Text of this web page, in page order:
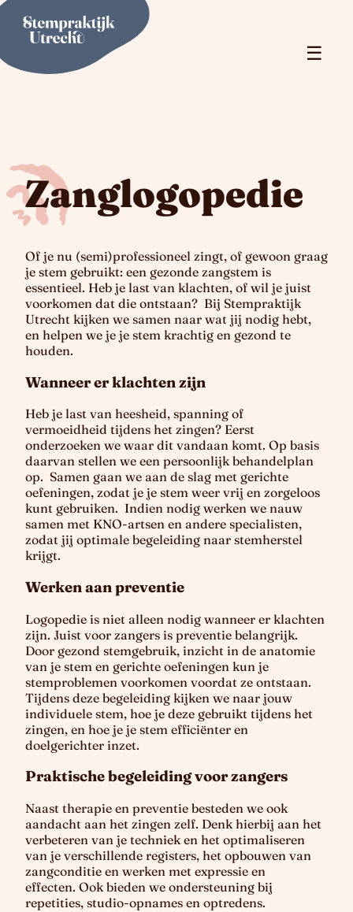
☰
Zanglogopedie
Of je nu (semi)professioneel zingt, of gewoon graag
je stem gebruikt: een gezonde zangstem is
essentieel. Heb je last van klachten, of wil je juist
voorkomen dat die ontstaan? Bij Stempraktijk
Utrecht kijken we samen naar wat jij nodig hebt,
en helpen we je je stem krachtig en gezond te
houden.
Wanneer er klachten zijn
Heb je last van heesheid, spanning of
vermoeidheid tijdens het zingen? Eerst
onderzoeken we waar dit vandaan komt. Op basis
daarvan stellen we een persoonlijk behandelplan
op. Samen gaan we aan de slag met gerichte
oefeningen, zodat je je stem weer vrij en zorgeloos
kunt gebruiken. Indien nodig werken we nauw
samen met KNO-artsen en andere specialisten,
zodat jij optimale begeleiding naar stemherstel
krijgt.
Werken aan preventie
Logopedie is niet alleen nodig wanneer er klachten
zijn. Juist voor zangers is preventie belangrijk.
Door gezond stemgebruik, inzicht in de anatomie
van je stem en gerichte oefeningen kun je
stemproblemen voorkomen voordat ze ontstaan.
Tijdens deze begeleiding kijken we naar jouw
individuele stem, hoe je deze gebruikt tijdens het
zingen, en hoe je je stem efficiënter en
doelgerichter inzet.
Praktische begeleiding voor zangers
Naast therapie en preventie besteden we ook
aandacht aan het zingen zelf. Denk hierbij aan het
verbeteren van je techniek en het optimaliseren
van je verschillende registers, het opbouwen van
zangconditie en werken met expressie en
effecten. Ook bieden we ondersteuning bij
repetities, studio-opnames en optredens.